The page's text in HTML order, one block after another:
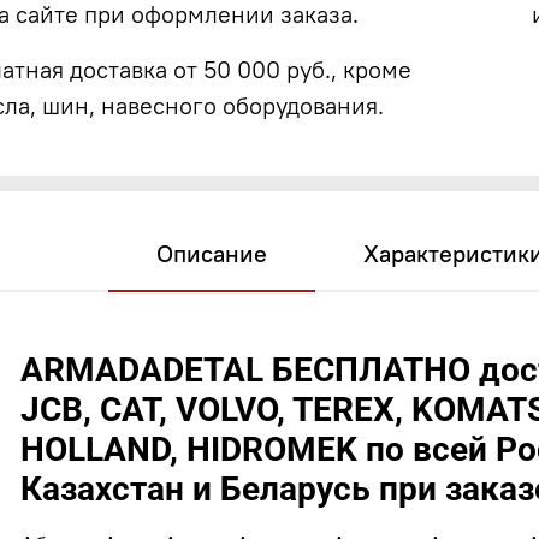
сайте при оформлении заказа.
доставка от 50 000 руб., кроме
шин, навесного оборудования.
Описание
ARMADADETAL БЕСПЛАТНО
JCB, CAT, VOLVO, TEREX,
HOLLAND, HIDROMEK по всей
Казахстан и Беларусь при